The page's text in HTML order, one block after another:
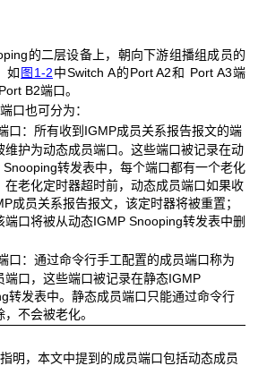
的二层设备上，朝向下游组播组成员的
如 图1-2中Switch A的Port A2和 Port A3端
B2端口。
口也可分为：
：所有收到IGMP成员关系报告报文的端
维护为动态成员端口。这些端口被记录在动
Snooping转发表中，每个端口都有一个老化
在老化定时器超时前，动态成员端口如果收
成员关系报告报文，该定时器将被重置；
端口将被从动态IGMP Snooping转发表中删
：通过命令行手工配置的成员端口称为
端口，这些端口被记录在静态IGMP
转发表中。静态成员端口只能通过命令行
不会被老化。
明，本文中提到的成员端口包括动态成员